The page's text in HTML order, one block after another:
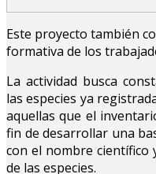
Este proyecto también
formativa de los
La actividad busca
las especies ya
aquellas que el
fin de desarrollar una
con el nombre científico
de las especies.